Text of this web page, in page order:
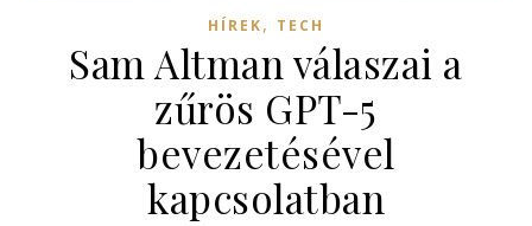
HÍREK, TECH
Sam Altman válaszai a
zűrös GPT-5
bevezetésével
kapcsolatban